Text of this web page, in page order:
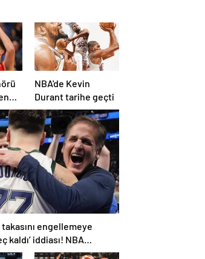
NBA'de Kevin
Durant tarihe geçti
engellemeye
kaldı’ iddiası! NBA